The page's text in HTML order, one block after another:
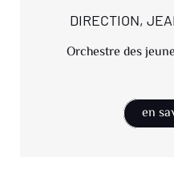
DIRECTION,
Orchestre des
en